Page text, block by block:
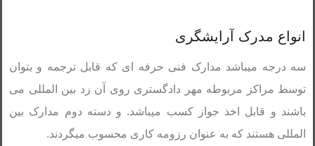
انواع مدرک آرایشگری
سه درجه میباشد مدارک فنی حرفه ای که قابل ترجمه و بتوان
توسط مراکز مربوطه مهر دادگستری روی آن زد بین المللی می
باشند و قابل اخذ جواز کسب میباشد. و دسته دوم مدارک بین
المللی هستند که به عنوان رزومه کاری محسوب میگردند.